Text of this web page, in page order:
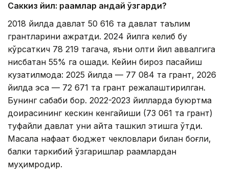
Саккиз йил: рақамлар қандай ўзгарди?
2018 йилда давлат 50 616 та давлат таълим
грантларини ажратди. 2024 йилга келиб бу
кўрсаткич 78 219 тагача, яъни олти йил аввалгига
нисбатан 55% га ошади. Кейин бироз пасайиш
кузатилмоқда: 2025 йилда — 77 084 та грант, 2026
йилда эса — 72 671 та грант режалаштирилган.
Бунинг сабаби бор. 2022-2023 йилларда буюртма
доирасининг кескин кенгайиши (73 061 та грант)
туфайли давлат уни қайта ташкил этишга ўтди.
Масала нафақат бюджет чекловлари билан боғлиқ,
балки таркибий ўзгаришлар рақамлардан
муҳимроқдир.